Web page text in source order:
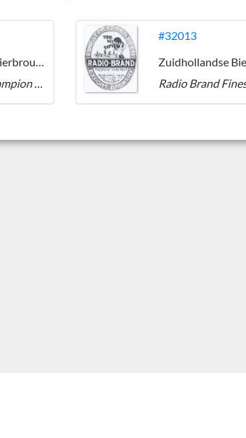
Zuidhollandse Bierbrouwerij (ZHB)
Nurse Beer -Champion Quality
#32013